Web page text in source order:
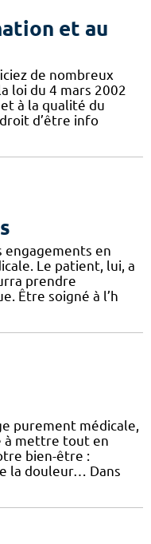
et au
de nombreux
loi du 4 mars 2002
à la qualité du
d’être info
engagements en
Le patient, lui, a
prendre
Être soigné à l’h
purement médicale,
à mettre tout en
bien-être :
la douleur… Dans